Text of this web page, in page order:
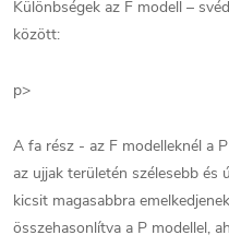
Különbségek az F modell –
között:
p>
A fa rész - az F modelleknél a
az ujjak területén szélesebb és
kicsit magasabbra
összehasonlítva a P modellel,